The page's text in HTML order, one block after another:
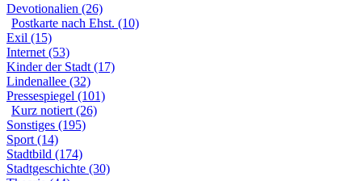
Devotionalien (26)
Postkarte nach Ehst. (10)
Exil (15)
Internet (53)
Kinder der Stadt (17)
Lindenallee (32)
Pressespiegel (101)
Kurz notiert (26)
Sonstiges (195)
Sport (14)
Stadtbild (174)
Stadtgeschichte (30)